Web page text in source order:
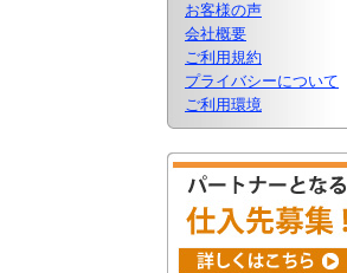
お客様の声
会社概要
ご利用規約
プライバシーについて
ご利用環境